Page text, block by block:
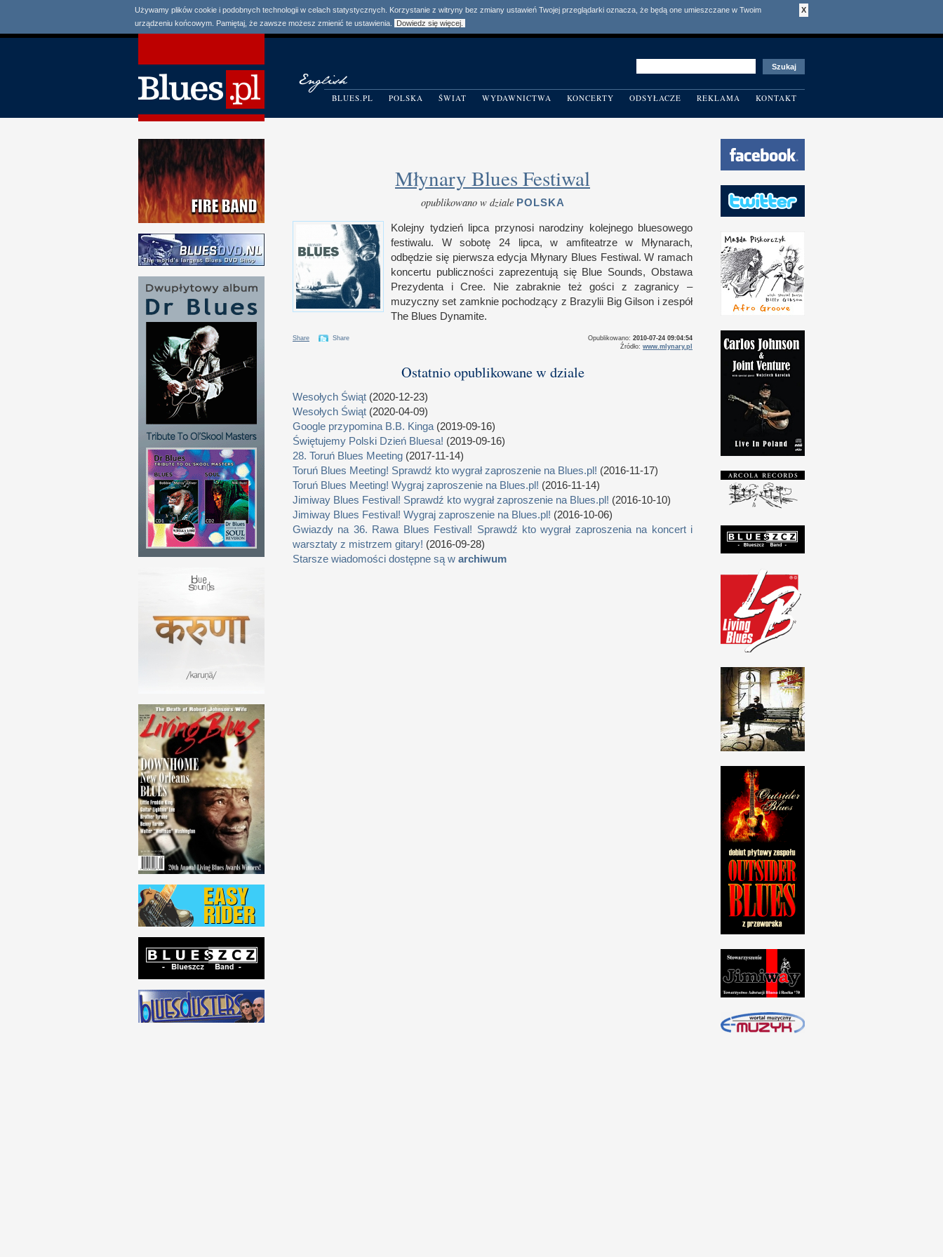
X
Używamy plików cookie i podobnych technologii w celach statystycznych. Korzystanie z witryny bez zmiany ustawień Twojej przeglądarki oznacza, że będą one umieszczane w Twoim
urządzeniu końcowym. Pamiętaj, że zawsze możesz zmienić te ustawienia.
Dowiedz się więcej.
BLUES.PL POLSKA ŚWIAT WYDAWNICTWA KONCERTY ODSYŁACZE REKLAMA KONTAKT
Młynary Blues Festiwal
opublikowano w dziale POLSKA
Kolejny tydzień lipca przynosi narodziny kolejnego bluesowego
festiwalu. W sobotę 24 lipca,w amfiteatrzew Młynarach,
odbędzie się pierwsza edycja Młynary Blues Festiwal.W ramach
koncertu publiczności zaprezentują się Blue Sounds, Obstawa
Prezydenta i Cree. Nie zabraknie też gości z zagranicy –
muzyczny set zamknie pochodzący z Brazylii Big Gilson i zespół
The Blues Dynamite.
Share Share Opublikowano: 2010-07-24 09:04:54
Źródło: www.mlynary.pl
Ostatnio opublikowane w dziale
Wesołych Świąt (2020-12-23)
Wesołych Świąt (2020-04-09)
Google przypomina B.B. Kinga (2019-09-16)
Świętujemy Polski Dzień Bluesa! (2019-09-16)
28. Toruń Blues Meeting (2017-11-14)
Toruń Blues Meeting! Sprawdź kto wygrał zaproszenie na Blues.pl! (2016-11-17)
Toruń Blues Meeting! Wygraj zaproszenie na Blues.pl! (2016-11-14)
Jimiway Blues Festival! Sprawdź kto wygrał zaproszenie na Blues.pl! (2016-10-10)
Jimiway Blues Festival! Wygraj zaproszenie na Blues.pl! (2016-10-06)
Gwiazdy na 36. Rawa Blues Festival! Sprawdź kto wygrał zaproszenia na koncert i
warsztaty z mistrzem gitary! (2016-09-28)
Starsze wiadomości dostępne są w archiwum